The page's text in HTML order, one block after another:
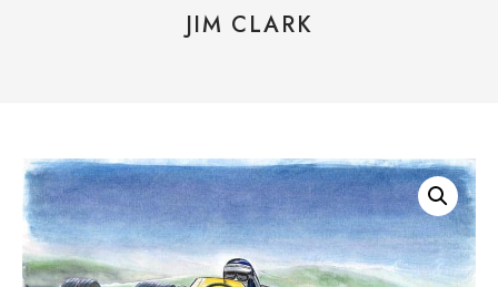
JIM CLARK